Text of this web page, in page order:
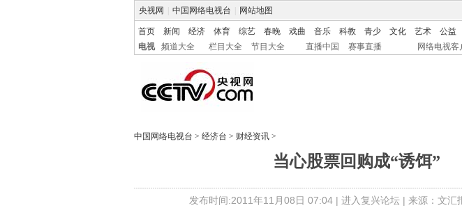
央视网 中国网络电视台 网站地图
首页 新闻 经济 体育 综艺 春晚 戏曲 音乐 科教 青少 文化 艺术 公益
电视
频道大全 栏目大全 节目大全 直播中国 赛事直播 网络电视客
中国网络电视台 > 经济台 > 财经资讯 >
当心股票回购成“诱饵”
发布时间:2011年11月08日 07:04 | 进入复兴论坛| 来源：文汇